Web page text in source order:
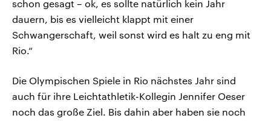
schon gesagt – ok, es sollte natürlich kein Jahr
dauern, bis es vielleicht klappt mit einer
Schwangerschaft, weil sonst wird es halt zu eng mit
Rio.“
Die Olympischen Spiele in Rio nächstes Jahr sind
auch für ihre Leichtathletik-Kollegin Jennifer Oeser
noch das große Ziel. Bis dahin aber haben sie noch